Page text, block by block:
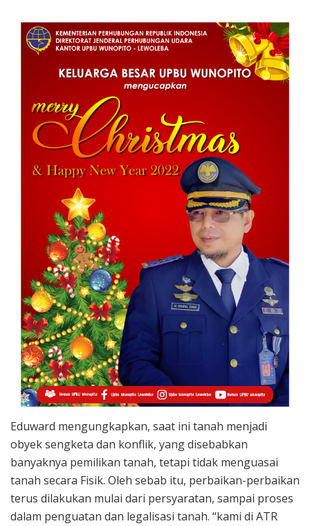
Eduward mengungkapkan, saat ini tanah menjadi
obyek sengketa dan konflik, yang disebabkan
banyaknya pemilikan tanah, tetapi tidak menguasai
tanah secara Fisik. Oleh sebab itu, perbaikan-perbaikan
terus dilakukan mulai dari persyaratan, sampai proses
dalam penguatan dan legalisasi tanah. “kami di ATR